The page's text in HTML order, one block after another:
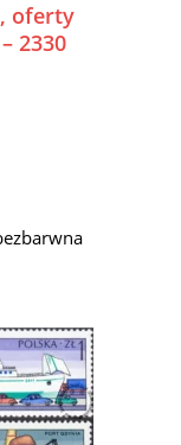
oferty
2330